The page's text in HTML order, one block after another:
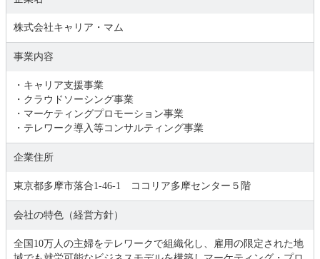
株式会社キャリア・マム
事業内容
・キャリア支援事業
・クラウドソーシング事業
・マーケティングプロモーション事業
・テレワーク導入等コンサルティング事業
企業住所
東京都多摩市落合1-46-1 ココリア多摩センター５階
会社の特色（経営方針）
全国10万人の主婦をテレワークで組織化し、雇用の限定された地